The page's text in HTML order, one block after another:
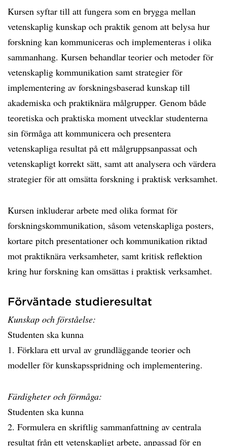
Kursen syftar till att fungera som en brygga mellan
vetenskaplig kunskap och praktik genom att belysa hur
forskning kan kommuniceras och implementeras i olika
sammanhang. Kursen behandlar teorier och metoder för
vetenskaplig kommunikation samt strategier för
implementering av forskningsbaserad kunskap till
akademiska och praktiknära målgrupper. Genom både
teoretiska och praktiska moment utvecklar studenterna
sin förmåga att kommunicera och presentera
vetenskapliga resultat på ett målgruppsanpassat och
vetenskapligt korrekt sätt, samt att analysera och värdera
strategier för att omsätta forskning i praktisk verksamhet.
Kursen inkluderar arbete med olika format för
forskningskommunikation, såsom vetenskapliga posters,
kortare pitch presentationer och kommunikation riktad
mot praktiknära verksamheter, samt kritisk reflektion
kring hur forskning kan omsättas i praktisk verksamhet.
Förväntade studieresultat
Kunskap och förståelse:
Studenten ska kunna
1. Förklara ett urval av grundläggande teorier och
modeller för kunskapsspridning och implementering.
Färdigheter och förmåga:
Studenten ska kunna
2. Formulera en skriftlig sammanfattning av centrala
resultat från ett vetenskapligt arbete, anpassad för en